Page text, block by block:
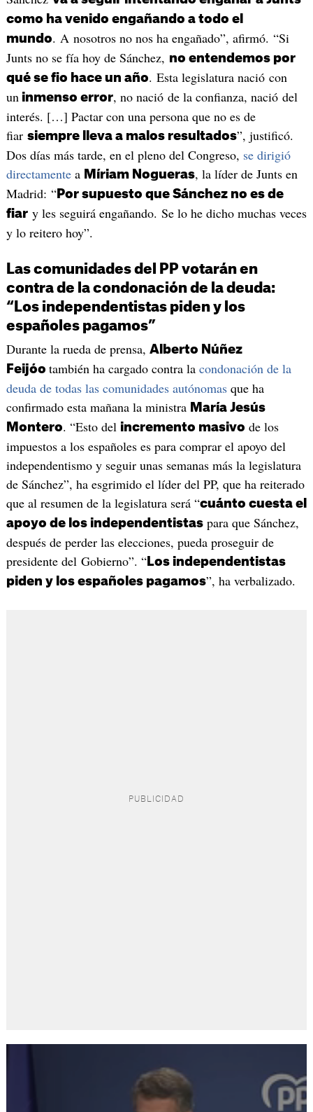
como ha venido engañando a todo el
mundo. A nosotros no nos ha engañado”, afirmó. “Si
Junts no se fía hoy de Sánchez, no entendemos por
qué se fio hace un año. Esta legislatura nació con
un inmenso error, no nació de la confianza, nació del
interés. […] Pactar con una persona que no es de
fiar siempre lleva a malos resultados”, justificó.
Dos días más tarde, en el pleno del Congreso, se dirigió
directamentea Míriam Nogueras, la líder de Junts en
Madrid: “Por supuesto que Sánchez no es de
fiary les seguirá engañando. Se lo he dicho muchas veces
y lo reitero hoy”.
Las comunidades del PP votarán en
contra de la condonación de la deuda:
“Los independentistas piden y los
españoles pagamos”
Durante la rueda de prensa, Alberto Núñez
Feijóo también ha cargado contra la condonación de la
deuda de todas las comunidades autónomasque ha
confirmado esta mañana la ministra María Jesús
Montero. “Esto del incremento masivo de los
impuestos a los españoles es para comprar el apoyo del
independentismo y seguir unas semanas más la legislatura
de Sánchez”, ha esgrimido el líder del PP, que ha reiterado
que al resumen de la legislatura será “cuánto cuesta el
apoyo de los independentistaspara que Sánchez,
después de perder las elecciones, pueda proseguir de
presidente del Gobierno”. “Los independentistas
piden y los españoles pagamos”, ha verbalizado.